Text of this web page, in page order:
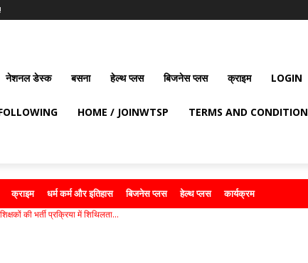
नेशनल डेस्क बसना हेल्थ प्लस बिजनेस प्लस क्राइम LOGIN
HOME / JOINWTSP TERMS AND CONDITION
क्राइम धर्म कर्म और इतिहास बिजनेस प्लस हेल्थ प्लस कार्यक्रम
की भर्ती प्रक्रिया में शिथिलता...